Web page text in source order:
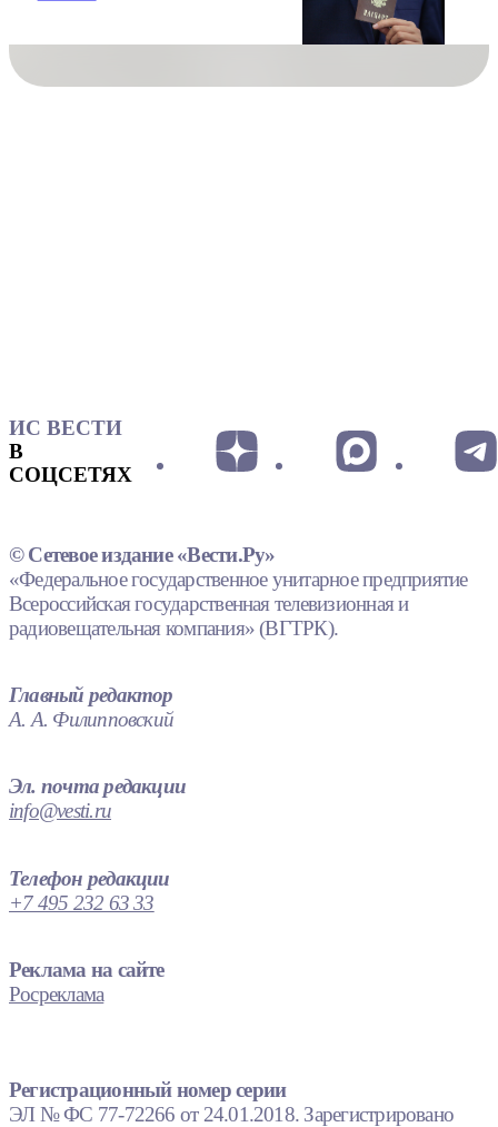
ИС ВЕСТИ
В
СОЦСЕТЯХ
© Сетевое издание «Вести.Ру»
«Федеральное государственное унитарное предприятие
Всероссийская государственная телевизионная и
радиовещательная компания» (ВГТРК).
Главный редактор
А. А. Филипповский
Эл. почта редакции
info@vesti.ru
Телефон редакции
+7 495 232 63 33
Реклама на сайте
Росреклама
Регистрационный номер серии
ЭЛ № ФС 77-72266 от 24.01.2018. Зарегистрировано